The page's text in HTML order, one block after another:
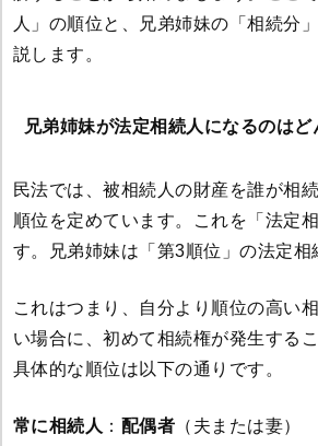
人」の順位と、兄弟姉妹の「相続分
説します。
兄弟姉妹が法定相続人になるのはど
民法では、被相続人の財産を誰が相
順位を定めています。これを「法定
す。兄弟姉妹は「第3順位」の法定相
これはつまり、自分より順位の高い
い場合に、初めて相続権が発生する
具体的な順位は以下の通りです。
常に相続人 ： 配偶者 （夫または妻）